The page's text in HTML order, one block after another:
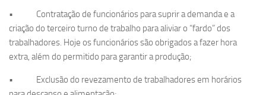
• Contratação de funcionários para suprir a demanda e a
criação do terceiro turno de trabalho para aliviar o “fardo” dos
trabalhadores. Hoje os funcionários são obrigados a fazer hora
extra, além do permitido para garantir a produção;
• Exclusão do revezamento de trabalhadores em horários